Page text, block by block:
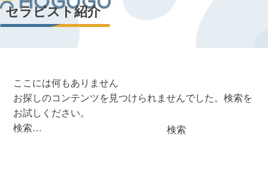
セラピスト紹介
ここには何もありません
お探しのコンテンツを見つけられませんでした。検索を
お試しください。
検索…